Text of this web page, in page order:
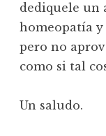
dediquele un
homeopatía y
pero no
como si tal
Un saludo.